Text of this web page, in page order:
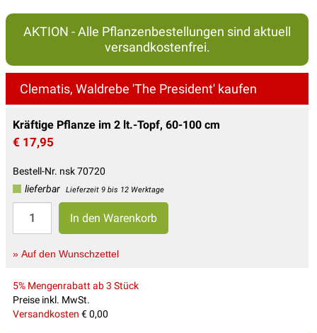
AKTION - Alle Pflanzenbestellungen sind aktuell
versandkostenfrei.
Clematis, Waldrebe 'The President' kaufen
Kräftige Pflanze im 2 lt.-Topf, 60-100 cm
€ 17,95
Bestell-Nr. nsk 70720
lieferbar
Lieferzeit 9 bis 12 Werktage
» Auf den Wunschzettel
5% Mengenrabatt ab 3 Stück
Preise inkl. MwSt.
Versandkosten € 0,00